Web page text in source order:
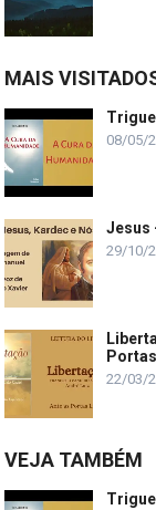
MAIS
08/05/
Jesus
29/10/
22/03/
VEJA TAMBÉM